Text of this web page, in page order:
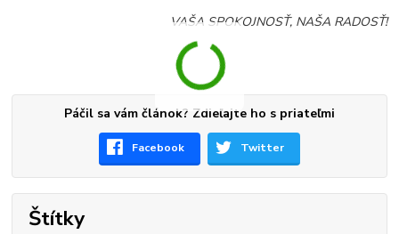
VAŠA SPOKOJNOSŤ, NAŠA RADOSŤ!
Páčil sa vám článok? Zdieľajte ho s priateľmi
Facebook Twitter
Štítky